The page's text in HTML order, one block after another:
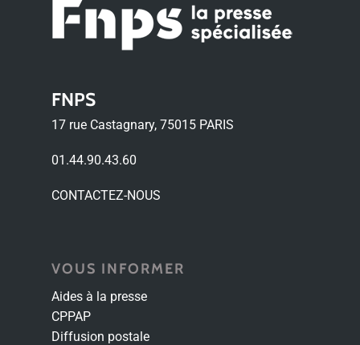
FNPS
17 rue Castagnary, 75015 PARIS
01.44.90.43.60
CONTACTEZ-NOUS
VOUS INFORMER
Aides à la presse
CPPAP
Diffusion postale